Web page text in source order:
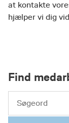
at kontakte
hjælper vi dig
Find